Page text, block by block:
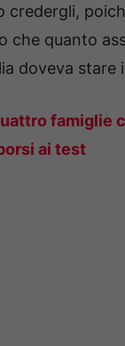
credergli,
che quanto
doveva stare
famiglie
ai test